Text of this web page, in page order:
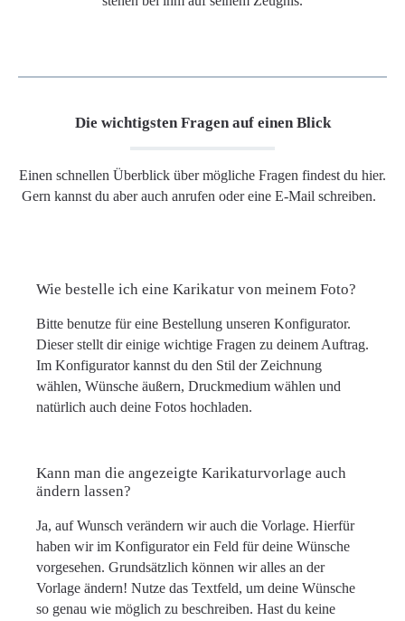
Die wichtigsten Fragen auf einen Blick
Einen schnellen Überblick über mögliche Fragen findest du hier.
Gern kannst du aber auch anrufen oder eine E-Mail schreiben.
Wie bestelle ich eine Karikatur von meinem Foto?
Bitte benutze für eine Bestellung unseren Konfigurator.
Dieser stellt dir einige wichtige Fragen zu deinem Auftrag.
Im Konfigurator kannst du den Stil der Zeichnung
wählen, Wünsche äußern, Druckmedium wählen und
natürlich auch deine Fotos hochladen.
Kann man die angezeigte Karikaturvorlage auch
ändern lassen?
Ja, auf Wunsch verändern wir auch die Vorlage. Hierfür
haben wir im Konfigurator ein Feld für deine Wünsche
vorgesehen. Grundsätzlich können wir alles an der
Vorlage ändern! Nutze das Textfeld, um deine Wünsche
so genau wie möglich zu beschreiben. Hast du keine